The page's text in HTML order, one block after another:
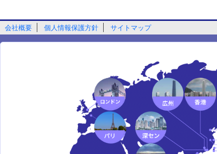
会社概要 個人情報保護方針 サイトマップ